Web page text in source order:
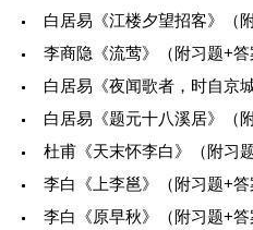
白居易《江楼夕望招客》（
李商隐《流莺》（附习题+答
白居易《夜闻歌者，时自京城谪
白居易《题元十八溪居》（
杜甫《天末怀李白》（附习
李白《上李邕》（附习题+答
李白《原早秋》（附习题+答